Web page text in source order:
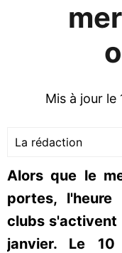
Mis à jour
La rédaction
Alors que le
portes,
clubs s'activent
janvier. Le